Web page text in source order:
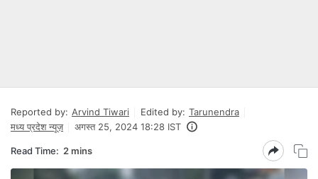
Reported by: Arvind Tiwari Edited by: Tarunendra
मध्य प्रदेश न्यूज़
अगस्त 25, 2024 18:28 IST
Read Time: 2 mins